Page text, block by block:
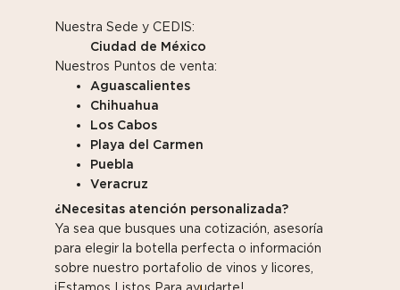
Nuestra Sede y CEDIS:
Ciudad de México
Nuestros Puntos de venta:
Aguascalientes
Chihuahua
Los Cabos
Playa del Carmen
Puebla
Veracruz
¿Necesitas atención personalizada?
Ya sea que busques una cotización, asesoría
para elegir la botella perfecta o información
sobre nuestro portafolio de vinos y licores,